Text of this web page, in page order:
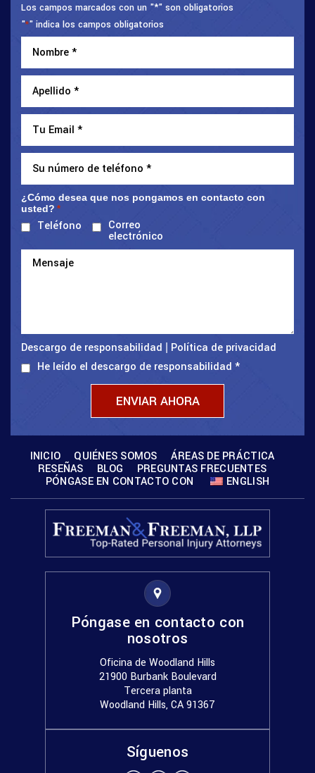
Los campos marcados con un "*" son obligatorios
"*" indica los campos obligatorios
¿Cómo desea que nos pongamos en contacto con
usted? *
Teléfono Correo
electrónico
Descargo de responsabilidad
Política de privacidad
He leído el descargo de responsabilidad *
INICIO QUIÉNES SOMOS
ÁREAS DE PRÁCTICA
RESEÑAS
BLOG
PREGUNTAS FRECUENTES
PÓNGASE EN CONTACTO CON
ENGLISH
Póngase en contacto con
nosotros
Oficina de Woodland Hills
21900 Burbank Boulevard
Tercera planta
Woodland Hills, CA 91367
Síguenos